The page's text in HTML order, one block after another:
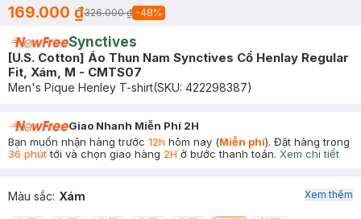
169.000 ₫326.000 ₫ -48%
Synctives
[U.S. Cotton] Áo Thun Nam Synctives Cổ Henlay Regular
Fit, Xám, M - CMTS07
Men's Pique Henley T-shirt(SKU: 422298387)
Giao Nhanh Miễn Phí 2H
Bạn muốn nhận hàng trước 12h hôm nay (Miễn phí). Đặt hàng trong
36 phúttới và chọn giao hàng 2H ở bước thanh toán. Xem chi tiết
Màu sắc: Xám Xem thêm